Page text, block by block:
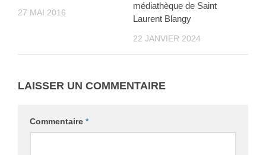
27 MAI 2016
médiathèque de Saint
Laurent Blangy
22 JANVIER 2024
LAISSER UN COMMENTAIRE
Commentaire *